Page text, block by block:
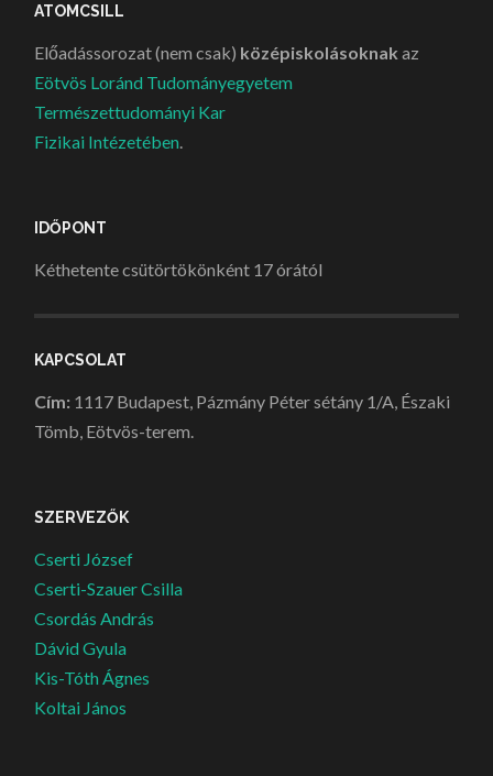
ATOMCSILL
Előadássorozat (nem csak) középiskolásoknak az
Eötvös Loránd Tudományegyetem
Természettudományi Kar
Fizikai Intézetében
IDŐPONT
Kéthetente csütörtökönként 17 órától
KAPCSOLAT
Cím: 1117 Budapest, Pázmány Péter sétány 1/A, Északi
Tömb, Eötvös-terem.
SZERVEZŐK
Cserti József
Cserti-Szauer Csilla
Csordás András
Dávid Gyula
Kis-Tóth Ágnes
Koltai János